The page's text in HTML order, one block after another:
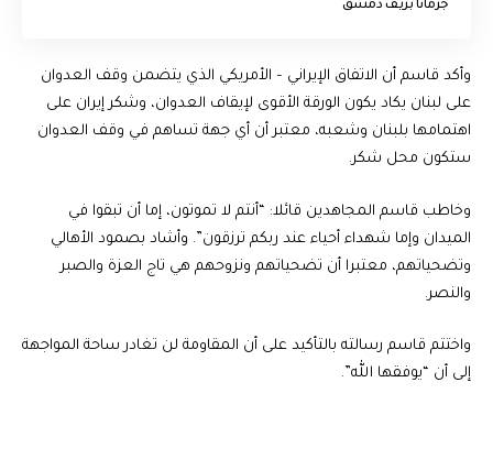
جرمانا بريف دمشق
وأكد قاسم أن الاتفاق الإيراني – الأمريكي الذي يتضمن وقف العدوان
على لبنان يكاد يكون الورقة الأقوى لإيقاف العدوان، وشكر إيران على
اهتمامها بلبنان وشعبه، معتبر أن أي جهة تساهم في وقف العدوان
ستكون محل شكر.
وخاطب قاسم المجاهدين قائلا: “أنتم لا تموتون، إما أن تبقوا في
الميدان وإما شهداء أحياء عند ربكم ترزقون”. وأشاد بصمود الأهالي
وتضحياتهم، معتبرا أن تضحياتهم ونزوحهم هي تاج العزة والصبر
والنصر.
واختتم قاسم رسالته بالتأكيد على أن المقاومة لن تغادر ساحة المواجهة
إلى أن “يوفقها الله”.